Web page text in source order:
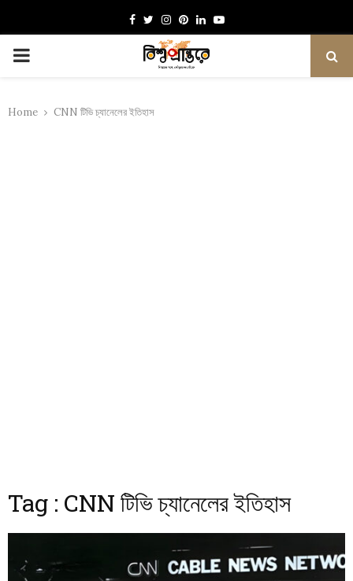
Facebook
TwitterInstagram
Pinterest
LinkedinYoutube
PRIMARY
Home CNN টিভি চ্যানেলের ইতিহাস
Tag : CNN টিভি চ্যানেলের ইতিহাস